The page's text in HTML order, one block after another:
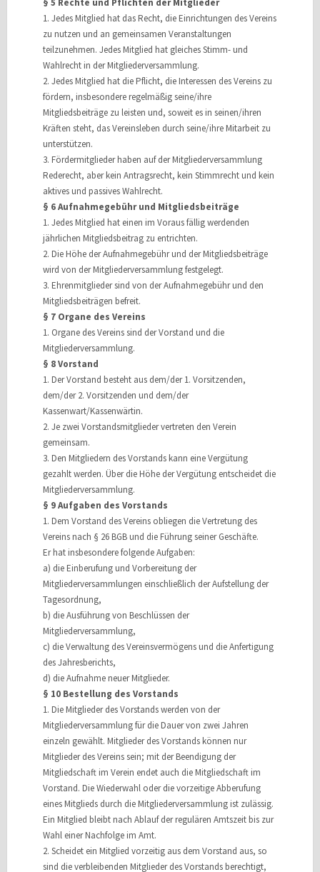
§ 5 Rechte und Pflichten der Mitglieder
1. Jedes Mitglied hat das Recht, die Einrichtungen des Vereins
zu nutzen und an gemeinsamen Veranstaltungen
teilzunehmen. Jedes Mitglied hat gleiches Stimm- und
Wahlrecht in der Mitgliederversammlung.
2. Jedes Mitglied hat die Pflicht, die Interessen des Vereins zu
fördern, insbesondere regelmäßig seine/ihre
Mitgliedsbeiträge zu leisten und, soweit es in seinen/ihren
Kräften steht, das Vereinsleben durch seine/ihre Mitarbeit zu
unterstützen.
3. Fördermitglieder haben auf der Mitgliederversammlung
Rederecht, aber kein Antragsrecht, kein Stimmrecht und kein
aktives und passives Wahlrecht.
§ 6 Aufnahmegebühr und Mitgliedsbeiträge
1. Jedes Mitglied hat einen im Voraus fällig werdenden
jährlichen Mitgliedsbeitrag zu entrichten.
2. Die Höhe der Aufnahmegebühr und der Mitgliedsbeiträge
wird von der Mitgliederversammlung festgelegt.
3. Ehrenmitglieder sind von der Aufnahmegebühr und den
Mitgliedsbeiträgen befreit.
§ 7 Organe des Vereins
1. Organe des Vereins sind der Vorstand und die
Mitgliederversammlung.
§ 8 Vorstand
1. Der Vorstand besteht aus dem/der 1. Vorsitzenden,
dem/der 2. Vorsitzenden und dem/der
Kassenwart/Kassenwärtin.
2. Je zwei Vorstandsmitglieder vertreten den Verein
gemeinsam.
3. Den Mitgliedern des Vorstands kann eine Vergütung
gezahlt werden. Über die Höhe der Vergütung entscheidet die
Mitgliederversammlung.
§ 9 Aufgaben des Vorstands
1. Dem Vorstand des Vereins obliegen die Vertretung des
Vereins nach § 26 BGB und die Führung seiner Geschäfte.
Er hat insbesondere folgende Aufgaben:
a) die Einberufung und Vorbereitung der
Mitgliederversammlungen einschließlich der Aufstellung der
Tagesordnung,
b) die Ausführung von Beschlüssen der
Mitgliederversammlung,
c) die Verwaltung des Vereinsvermögens und die Anfertigung
des Jahresberichts,
d) die Aufnahme neuer Mitglieder.
§ 10 Bestellung des Vorstands
1. Die Mitglieder des Vorstands werden von der
Mitgliederversammlung für die Dauer von zwei Jahren
einzeln gewählt. Mitglieder des Vorstands können nur
Mitglieder des Vereins sein; mit der Beendigung der
Mitgliedschaft im Verein endet auch die Mitgliedschaft im
Vorstand. Die Wiederwahl oder die vorzeitige Abberufung
eines Mitglieds durch die Mitgliederversammlung ist zulässig.
Ein Mitglied bleibt nach Ablauf der regulären Amtszeit bis zur
Wahl einer Nachfolge im Amt.
2. Scheidet ein Mitglied vorzeitig aus dem Vorstand aus, so
sind die verbleibenden Mitglieder des Vorstands berechtigt,